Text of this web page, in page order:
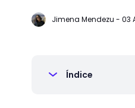
Jimena Mendezu - 03
Índice